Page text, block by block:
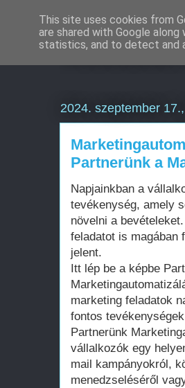
Weboldal
2024. szeptember
Partnerünk a
Napjainkban a
tevékenység, amely
növelni a
feladatot is
jelent.
Itt lép be a képbe
marketing feladatok
fontos
Partnerünk
vállalkozók egy
mail kampányokról,
menedzseléséről
This site uses cookies from
are shared with Google
statistics, and to detect and